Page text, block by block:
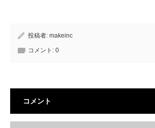
投稿者: makeinc
コメント: 0
コメント